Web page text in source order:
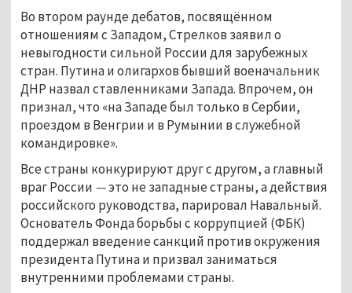
Во втором раунде дебатов, посвящённом
отношениям с Западом, Стрелков заявил о
невыгодности сильной России для зарубежных
стран. Путина и олигархов бывший военачальник
ДНР назвал ставленниками Запада. Впрочем, он
признал, что «на Западе был только в Сербии,
проездом в Венгрии и в Румынии в служебной
командировке».
Все страны конкурируют друг с другом, а главный
враг России —это не западные страны, а действия
российского руководства, парировал Навальный.
Основатель Фонда борьбы с коррупцией (ФБК)
поддержал введение санкций против окружения
президента Путина и призвал заниматься
внутренними проблемами страны.